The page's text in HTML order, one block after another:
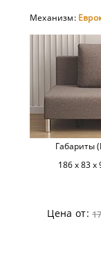
Механизм:
Габариты
186 х 83 х
Цена от: